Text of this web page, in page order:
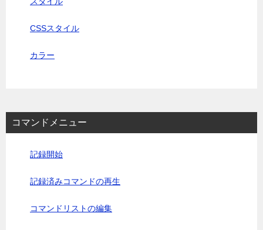
CSSスタイル
カラー
コマンドメニュー
記録開始
記録済みコマンドの再生
コマンドリストの編集